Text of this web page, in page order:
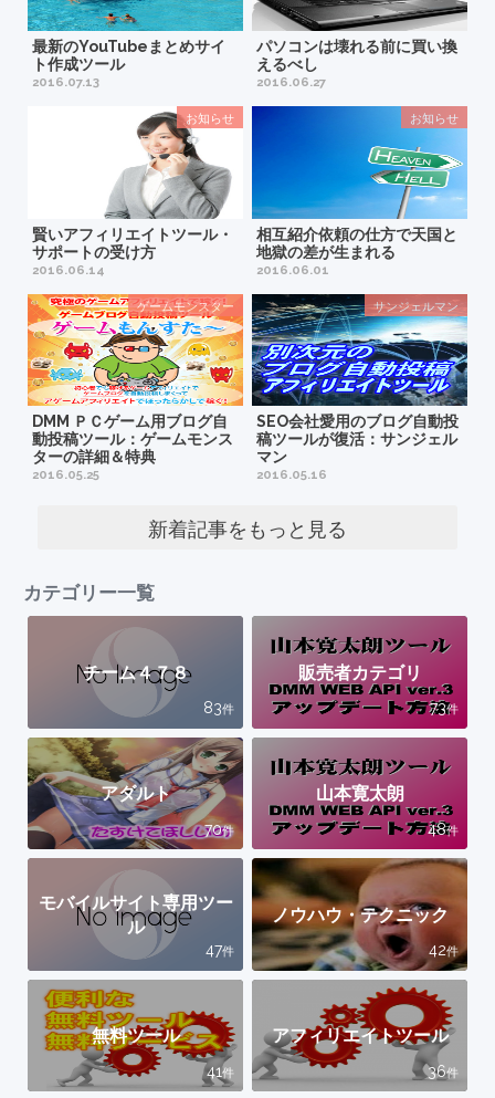
最新のYouTubeまとめサイ
ト作成ツール
2016.07.13
パソコンは壊れる前に買い換
えるべし
2016.06.27
賢いアフィリエイトツール・
サポートの受け方
2016.06.14
お知らせ
相互紹介依頼の仕方で天国と
地獄の差が生まれる
2016.06.01
お知らせ
DMM ＰＣゲーム用ブログ自
動投稿ツール：ゲームモンス
ターの詳細＆特典
2016.05.25
ゲームモンスター
SEO会社愛用のブログ自動投
稿ツールが復活：サンジェル
マン
2016.05.16
サンジェルマン
新着記事をもっと見る
カテゴリー一覧
チーム４７８
83件
販売者カテゴリ
73件
アダルト
70件
山本寛太朗
48件
モバイルサイト専用ツー
ル
47件
ノウハウ・テクニック
42件
無料ツール
41件
アフィリエイトツール
36件